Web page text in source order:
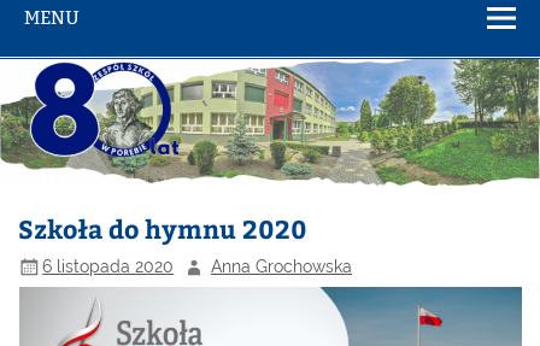
MENU
Szkoła do hymnu 2020
6 listopada 2020 Anna Grochowska